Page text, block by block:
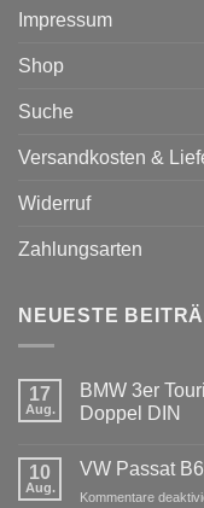
Impressum
Shop
Suche
Versandkosten &
Widerruf
Zahlungsarten
NEUESTE
17
Aug.
BMW 3er
Doppel DIN
zu
3er
10
Aug.
VW Passat
Kommentare